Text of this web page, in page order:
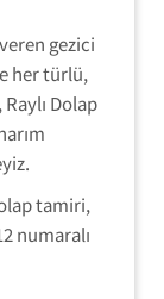
gezici
her türlü,
Dolap
tamiri,
numaralı